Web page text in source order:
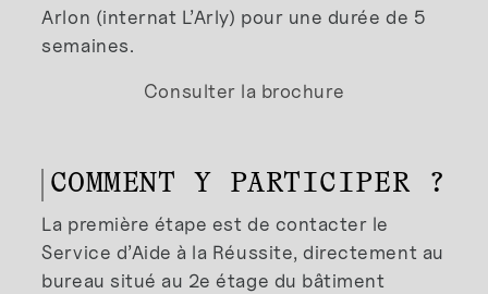
Arlon (internat L’Arly) pour une durée de 5
semaines.
Consulter la brochure
COMMENT Y PARTICIPER ?
La première étape est de contacter le
Service d’Aide à la Réussite, directement au
bureau situé au 2e étage du bâtiment